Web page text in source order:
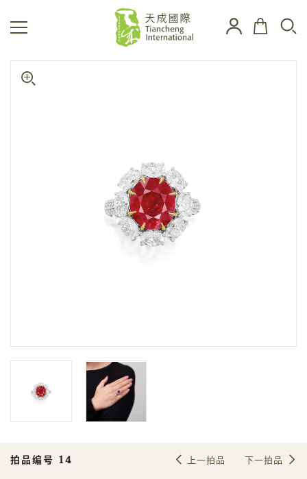
Sale HK029 | 拍品编号 14
4.59克拉椭圆形天然「缅甸抹谷」无
经加热处理「鸽血红」红宝石配钻石
戒指
拍品编号 14 上一拍品 下一拍品